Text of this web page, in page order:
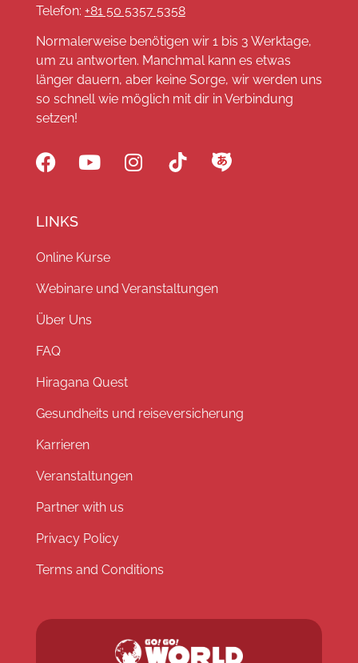
Telefon: +81 50 5357 5358
Normalerweise benötigen wir 1 bis 3 Werktage,
um zu antworten. Manchmal kann es etwas
länger dauern, aber keine Sorge, wir werden uns
so schnell wie möglich mit dir in Verbindung
setzen!
LINKS
Online Kurse
Webinare und Veranstaltungen
Über Uns
FAQ
Hiragana Quest
Gesundheits und reiseversicherung
Karrieren
Veranstaltungen
Partner with us
Privacy Policy
Terms and Conditions